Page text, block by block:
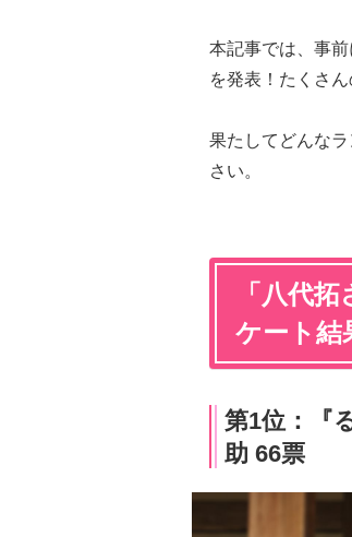
本記事では、事前
を発表！たくさ
果たしてどんな
さい。
「八代
ケート結
第1位：『
助 66票